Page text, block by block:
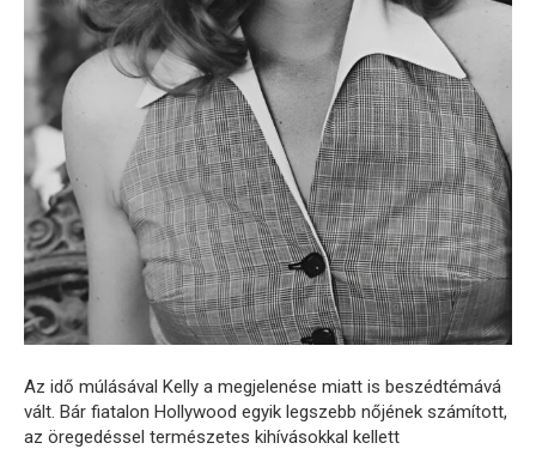
Az idő múlásával Kelly a megjelenése miatt is beszédtémává
vált. Bár fiatalon Hollywood egyik legszebb nőjének számított,
az öregedéssel természetes kihívásokkal kellett